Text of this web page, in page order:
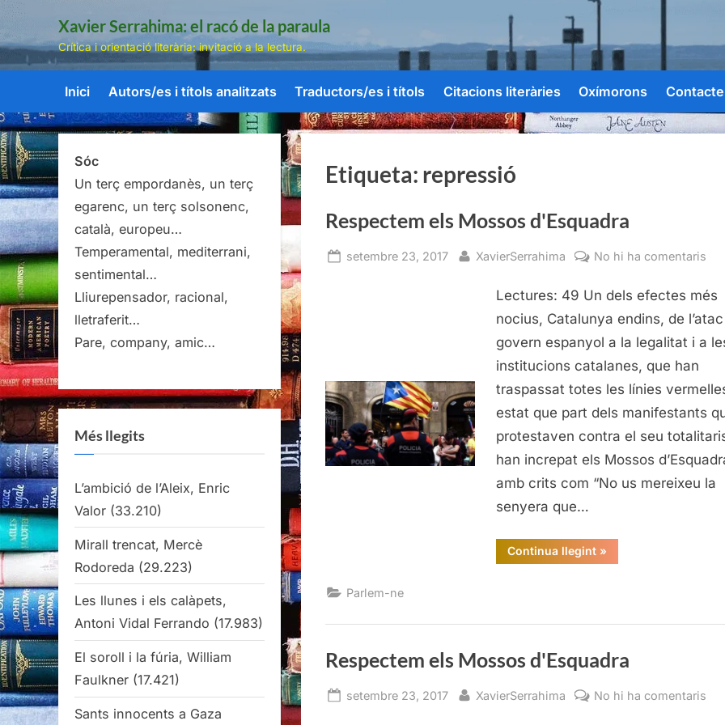
Skip
content
Xavier Serrahima: el racó de la paraula
Crítica i orientació literària: invitació a la lectura.
Inici Autors/es i títols analitzats Traductors/es i títols Citacions literàries Oxímorons Contacte
Etiqueta: repressió
Respectem els Mossos d'Esquadra
Posted
setembre 23, 2017 By
XavierSerrahima No hi ha comentaris
els
Lectures: 49 Un dels efectes més
nocius, Catalunya endins, de
govern espanyol a la legalitat i a
institucions catalanes, que han
traspassat totes les línies
estat que part dels manifestants
protestaven contra el seu
han increpat els Mossos
amb crits com “No us mereixeu la
senyera que…
Continua llegint“Respectem
els
»
Parlem-ne
Respectem els Mossos d'Esquadra
Posted
setembre 23, 2017 By
XavierSerrahima No hi ha comentaris
Sóc
Un terç empordanès, un terç
egarenc, un terç solsonenc,
català, europeu…
Temperamental, mediterrani,
sentimental…
Lliurepensador, racional,
lletraferit…
Pare, company, amic…
Més llegits
L’ambició de l’Aleix, Enric
Valor (33.210)
Mirall trencat, Mercè
Rodoreda (29.223)
Les llunes i els calàpets,
Antoni Vidal Ferrando (17.983)
El soroll i la fúria, William
Faulkner (17.421)
Sants innocents a Gaza